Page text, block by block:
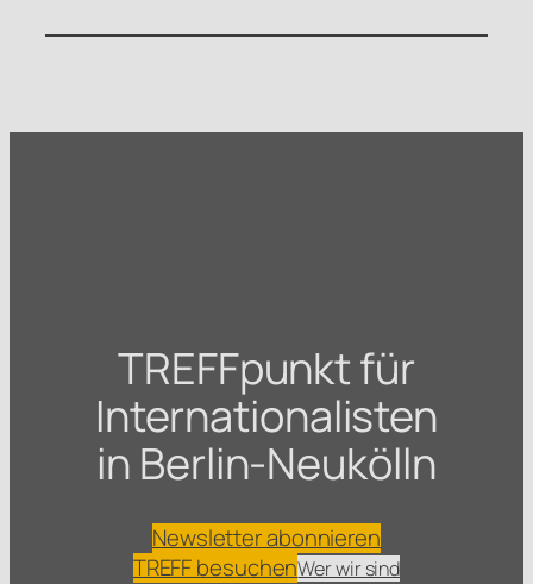
TREFFpunkt für
Internationalisten
in Berlin-Neukölln
Newsletter abonnieren
TREFF besuchenWer wir sind